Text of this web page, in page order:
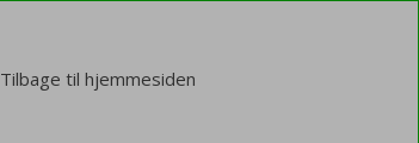
Tilbage til hjemmesiden